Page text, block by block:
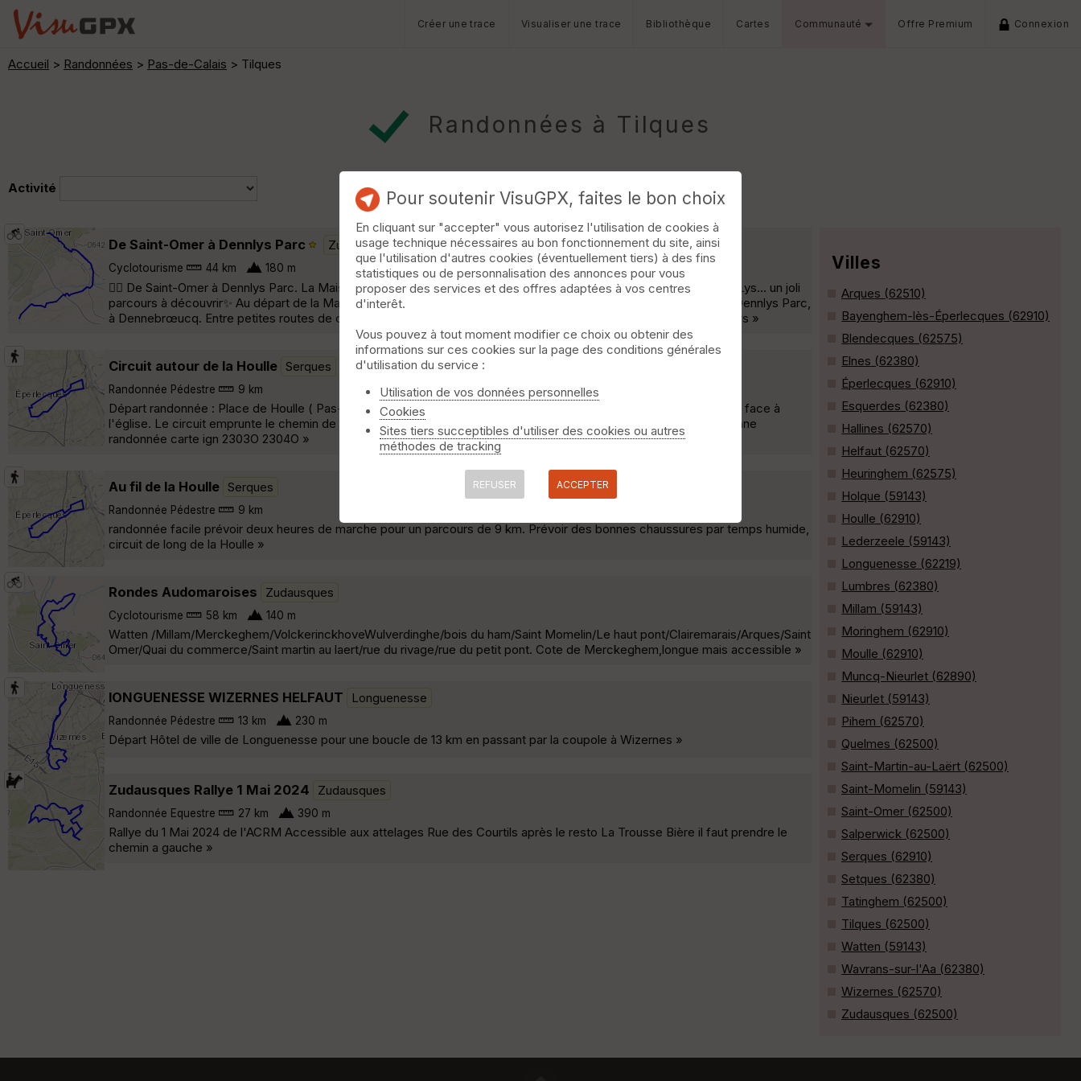
Créer une trace Visualiser une trace Bibliothèque Cartes Communauté Offre Premium Connexion
Accueil > Randonnées > Pas-de-Calais > Tilques
Randonnées à Tilques
Activité
De Saint-Omer à Dennlys Parc Zudausques
Cyclotourisme 44 km 180 m
🚴‍♂️ De Saint-Omer à Dennlys Parc. La Maison du Marais , l’EuroVélo 5, L'Ascenseur à Bateaux , la Ville d'Aire sur la Lys… un joli
parcours à découvrir✨ Au départ de la Maison du Marais, ce parcours cyclable de 44,4 km vous emmène jusqu’à Dennlys Parc,
à Dennebrœucq. Entre petites routes de campagne et voies cyclables, l’itinéraire traverse Arques et Aire-sur-la-Lys »
Circuit autour de la Houlle Serques
Randonnée Pédestre 9 km
Départ randonnée : Place de Houlle ( Pas-de-Calais 62 ) Cette très jolie randonnée démarre sur la place de Houlle, face à
l'église. Le circuit emprunte le chemin de halage qui longe la rivière "La Houlle", avant d'entrer dans les marais. Bonne
randonnée carte ign 2303O 2304O »
Au fil de la Houlle Serques
Randonnée Pédestre 9 km
randonnée facile prévoir deux heures de marche pour un parcours de 9 km. Prévoir des bonnes chaussures par temps humide,
circuit de long de la Houlle »
Rondes Audomaroises Zudausques
Cyclotourisme 58 km 140 m
Watten /Millam/Merckeghem/VolckerinckhoveWulverdinghe/bois du ham/Saint Momelin/Le haut pont/Clairemarais/Arques/Saint
Omer/Quai du commerce/Saint martin au laert/rue du rivage/rue du petit pont. Cote de Merckeghem,longue mais accessible »
lONGUENESSE WIZERNES HELFAUT Longuenesse
Randonnée Pédestre 13 km 230 m
Départ Hôtel de ville de Longuenesse pour une boucle de 13 km en passant par la coupole à Wizernes »
Zudausques Rallye 1 Mai 2024 Zudausques
Randonnée Equestre 27 km 390 m
Rallye du 1 Mai 2024 de l'ACRM Accessible aux attelages Rue des Courtils après le resto La Trousse Bière il faut prendre le
chemin a gauche »
Villes
Arques (62510)
Bayenghem-lès-Éperlecques (62910)
Blendecques (62575)
Elnes (62380)
Éperlecques (62910)
Esquerdes (62380)
Hallines (62570)
Helfaut (62570)
Heuringhem (62575)
Holque (59143)
Houlle (62910)
Lederzeele (59143)
Longuenesse (62219)
Lumbres (62380)
Millam (59143)
Moringhem (62910)
Moulle (62910)
Muncq-Nieurlet (62890)
Nieurlet (59143)
Pihem (62570)
Quelmes (62500)
Saint-Martin-au-Laërt (62500)
Saint-Momelin (59143)
Saint-Omer (62500)
Salperwick (62500)
Serques (62910)
Setques (62380)
Tatinghem (62500)
Tilques (62500)
Watten (59143)
Wavrans-sur-l'Aa (62380)
Wizernes (62570)
Zudausques (62500)
Pour soutenir VisuGPX, faites le bon choix
En cliquant sur "accepter" vous autorisez l'utilisation de cookies à
usage technique nécessaires au bon fonctionnement du site, ainsi
que l'utilisation d'autres cookies (éventuellement tiers) à des fins
statistiques ou de personnalisation des annonces pour vous
proposer des services et des offres adaptées à vos centres
d'interêt.
Vous pouvez à tout moment modifier ce choix ou obtenir des
informations sur ces cookies sur la page des conditions générales
d'utilisation du service :
Utilisation de vos données personnelles
Cookies
Sites tiers succeptibles d'utiliser des cookies ou autres
méthodes de tracking
REFUSER ACCEPTER